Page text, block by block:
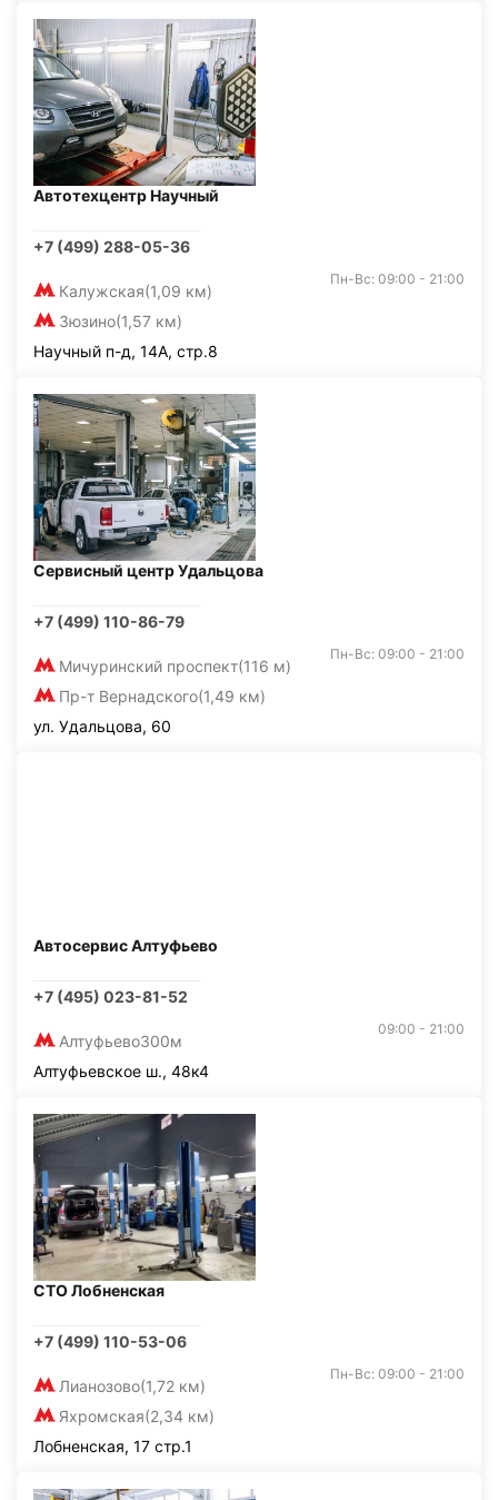
Автотехцентр Научный
+7 (499) 288-05-36
Калужская(1,09 км)
Зюзино(1,57 км)
Пн-Вс: 09:00 - 21:00
Научный п-д, 14А, стр.8
Сервисный центр Удальцова
+7 (499) 110-86-79
Мичуринский проспект(116 м)
Пр-т Вернадского(1,49 км)
Пн-Вс: 09:00 - 21:00
ул. Удальцова, 60
Автосервис Алтуфьево
+7 (495) 023-81-52
Алтуфьево300м
09:00 - 21:00
Алтуфьевское ш., 48к4
СТО Лобненская
+7 (499) 110-53-06
Лианозово(1,72 км)
Яхромская(2,34 км)
Пн-Вс: 09:00 - 21:00
Лобненская, 17 стр.1